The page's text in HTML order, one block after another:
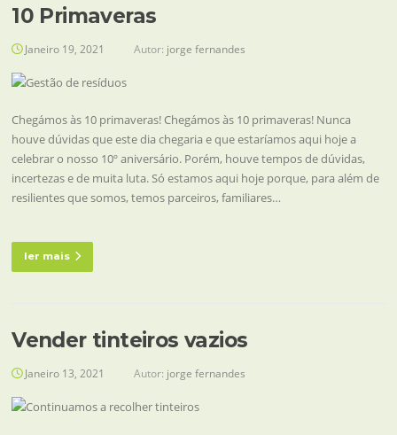
10 Primaveras
Janeiro 19, 2021 Autor: jorge fernandes
Chegámos às 10 primaveras! Chegámos às 10 primaveras! Nunca
houve dúvidas que este dia chegaria e que estaríamos aqui hoje a
celebrar o nosso 10º aniversário. Porém, houve tempos de dúvidas,
incertezas e de muita luta. Só estamos aqui hoje porque, para além de
resilientes que somos, temos parceiros, familiares…
ler mais
Vender tinteiros vazios
Janeiro 13, 2021 Autor: jorge fernandes